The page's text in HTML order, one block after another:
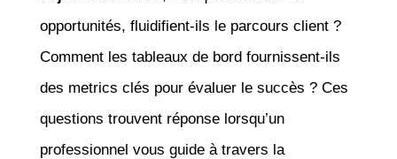
opportunités, fluidifient-ils le parcours client ?
Comment les tableaux de bord fournissent-ils
des metrics clés pour évaluer le succès ? Ces
questions trouvent réponse lorsqu’un
professionnel vous guide à travers la